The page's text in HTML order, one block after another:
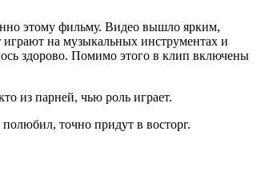
этому фильму. Видео вышло ярким,
на музыкальных инструментах и
здорово. Помимо этого в клип включены
из парней, чью роль играет.
точно придут в восторг.